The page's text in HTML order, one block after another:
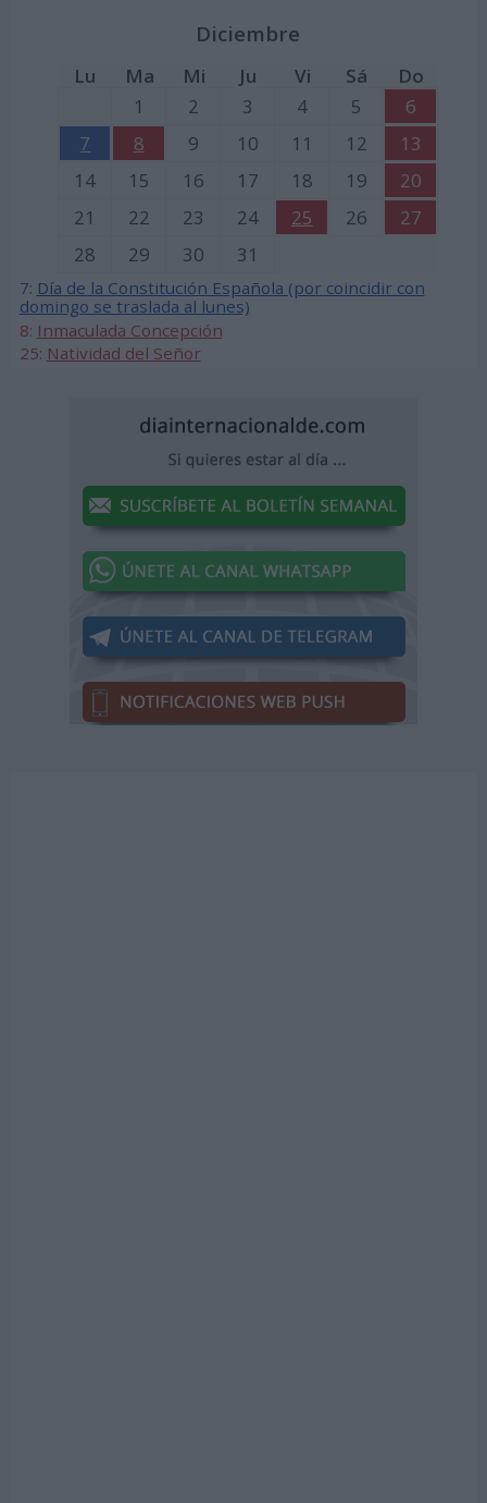
Diciembre
Lu Ma Mi Ju Vi Sá
Do
1
2 3 4 5
6
7
8 9 10 11 12
13
14
15 16 17 18 19
20
21
22 23 24 25 26
27
28
29 30 31
7: Día de la Constitución Española (por coincidir con
domingo se traslada al lunes)
8: Inmaculada Concepción
25: Natividad del Señor